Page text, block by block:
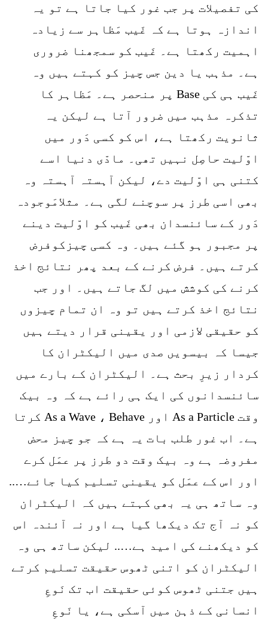
کی تفصیلات پر جب غور کیا جاتا ہے تو یہ
اندازہ ہوتا ہے کہ غَیب مَظاہر سے زیادہ
اہمیت رکھتا ہے۔ غَیب کو سمجھنا ضروری
ہے۔ مذہب یا دین جس چیز کو کہتے ہیں وہ
غَیب ہی کی Base پر منحصر ہے۔ مَظاہر کا
تذکرہ مذہب میں ضرور آتا ہے لیکن یہ
ثانویت رکھتا ہے، اس کو کسی دَور میں
اوّلیت حاصِل نہیں تھی۔ مادّی دنیا اسے
کتنی ہی اوّلیت دے، لیکن آہستہ آہستہ وہ
بھی اسی طرز پر سوچنے لگی ہے۔ مثلامَوجودہ
دَور کے سائنسدان بھی غَیب کو اوّلیت دینے
پر مجبور ہو گئے ہیں۔ وہ کسی چیزکوفرض
کرتے ہیں۔ فرض کرنے کے بعد پھر نتائج اخذ
کرنے کی کوشش میں لگ جاتے ہیں۔ اور جب
نتائج اخذ کرتے ہیں تو وہ ان تمام چیزوں
کو حقیقی لازمی اور یقینی قرار دیتے ہیں
جیسا کہ بیسویں صدی میں الیکٹران کا
کردار زیرِ بحث ہے۔ الیکٹران کے بارے میں
سائنسدانوں کی ایک ہی رائے ہے کہ وہ بیک
وقت As a Particle اور As a Wave ، Behave کرتا
ہے۔ اب غور طلب بات یہ ہے کہ جو چیز محض
مفروضہ ہے وہ بیک وقت دو طرز پر عمَل کرے
اور اس کے عمَل کو یقینی تسلیم کیا جائے…..
وہ ساتھ ہی یہ بھی کہتے ہیں کہ الیکٹران
کو نہ آج تک دیکھا گیا ہے اور نہ آئندہ اس
کو دیکھنے کی امید ہے….. لیکن ساتھ ہی وہ
الیکٹران کو اتنی ٹھوس حقیقت تسلیم کرتے
ہیں جتنی ٹھوس کوئی حقیقت اب تک نَوعِ
انسانی کے ذہن میں آسکی ہے، یا نَوعِ